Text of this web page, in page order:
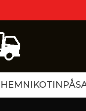
HEM